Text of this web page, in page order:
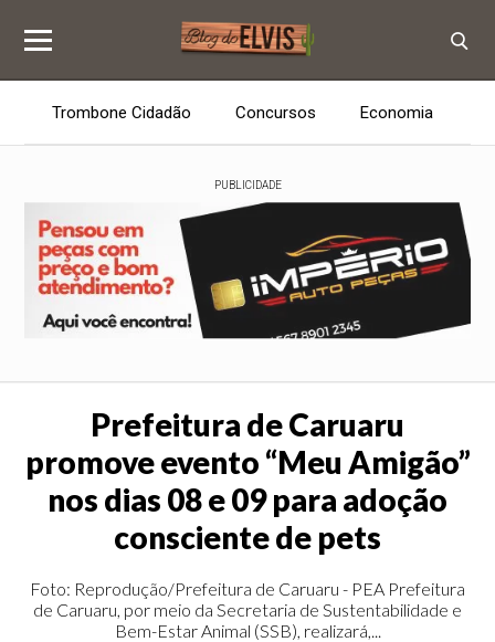
Trombone Cidadão Concursos Economia
PUBLICIDADE
Prefeitura de Caruaru
promove evento “Meu Amigão”
nos dias 08 e 09 para adoção
consciente de pets
Foto: Reprodução/Prefeitura de Caruaru - PEA Prefeitura
de Caruaru, por meio da Secretaria de Sustentabilidade e
Bem-Estar Animal (SSB), realizará,...